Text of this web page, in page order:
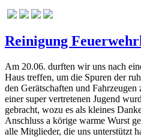
Reinigung
Am 20.06. durften wir uns nach
Haus treffen, um die Spuren der
den Gerätschaften und
einer super vertretenen Jugend
gebracht, wozu es als kleines
Anschluss a körige warme Wurst
alle Mitglieder, die uns unterstützt